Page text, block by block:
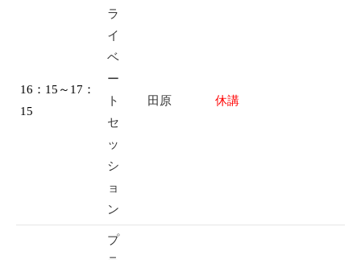
16：15～17：
15
ラ
イ
ベ
ー
ト
セ
ッ
シ
ョ
ン
田原 休講
プ